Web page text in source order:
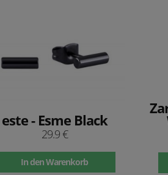
este - Esme Black
29.9 €
In den Warenkorb